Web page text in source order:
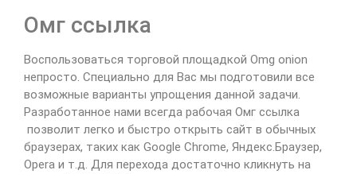
Омг ссылка
Воспользоваться торговой площадкой Omg onion
непросто. Специально для Вас мы подготовили все
возможные варианты упрощения данной задачи.
Разработанное нами всегда рабочая Омг ссылка
позволит легко и быстро открыть сайт в обычных
браузерах, таких как Google Chrome, Яндекс.Браузер,
Opera и т.д. Для перехода достаточно кликнуть на